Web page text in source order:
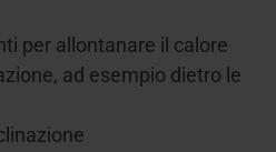
per allontanare il calore
ad esempio dietro le